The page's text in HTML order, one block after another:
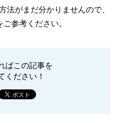
がまだ分かりませんので、
参考ください。
ばこの記事を
ください！